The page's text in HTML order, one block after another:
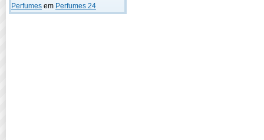
Perfumes em Perfumes 24